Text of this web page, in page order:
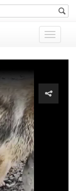
Показать
меню